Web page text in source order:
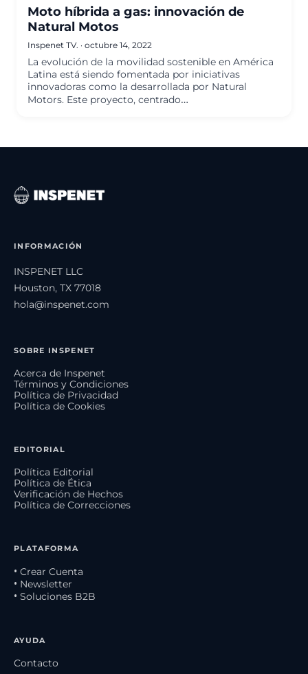
Moto híbrida a gas: innovación de
Natural Motos
Inspenet TV. · octubre 14, 2022
La evolución de la movilidad sostenible en América
Latina está siendo fomentada por iniciativas
innovadoras como la desarrollada por Natural
Motors. Este proyecto, centrado…
INFORMACIÓN
INSPENET LLC
Houston, TX 77018
hola@inspenet.com
SOBRE INSPENET
Acerca de Inspenet
Términos y Condiciones
Política de Privacidad
Política de Cookies
EDITORIAL
Política Editorial
Política de Ética
Verificación de Hechos
Política de Correcciones
PLATAFORMA
• Crear Cuenta
• Newsletter
• Soluciones B2B
AYUDA
Contacto